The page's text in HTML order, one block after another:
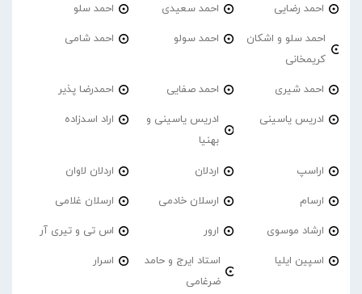
احمد‌ رضایی احمد سعیدی احمد سلو
احمد سلو و اشکان
کریمخانی
احمد سولو احمد شامی
احمد شیری احمد صفایی احمدرضا پذیر
ادریس یاسینی
ادریس یاسینی و
بهنیا
اراد اسدزاده
اراسپ اردلان اردلان لاوان
ارسام ارسلان خادمی ارسلان غلامی
ارشاد موسوی ارور اس تی و تیری آر
اسپین ایلیا
استاد ایرج و حامد
ضرغامی
اسرار